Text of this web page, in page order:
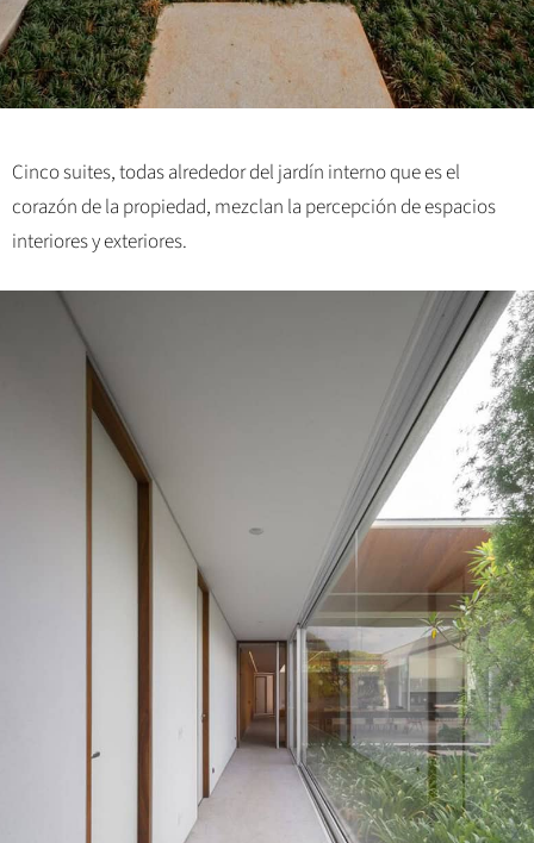
Cinco suites, todas alrededor del jardín interno que es el
corazón de la propiedad, mezclan la percepción de espacios
interiores y exteriores.